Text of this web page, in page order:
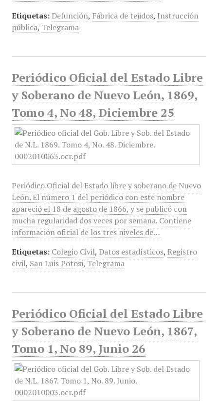
Etiquetas: Defunción, Fábrica de tejidos, Instrucción
pública, Telegrama
Periódico Oficial del Estado Libre
y Soberano de Nuevo León, 1869,
Tomo 4, No 48, Diciembre 25
Periódico Oficial del Estado libre y soberano de Nuevo
León. El número 1 del periódico con este nombre
apareció el 18 de agosto de 1866, y se publicó con
mucha regularidad dos veces por semana. Contiene
información oficial de los tres niveles de…
Etiquetas: Colegio Civil, Datos estadísticos, Registro
civil, San Luis Potosi, Telegrama
Periódico Oficial del Estado Libre
y Soberano de Nuevo León, 1867,
Tomo 1, No 89, Junio 26